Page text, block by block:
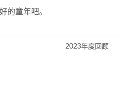
的童年吧。
2023年度回顾